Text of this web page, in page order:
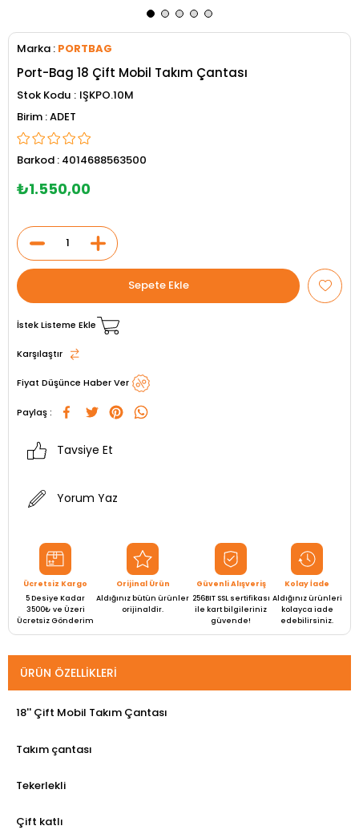
Marka : PORTBAG
Port-Bag 18 Çift Mobil Takım Çantası
Stok Kodu
IŞKPO.10M
ADET
Barkod : 4014688563500
₺1.550,00
İstek Listeme Ekle
Karşılaştır
Fiyat Düşünce Haber Ver
Paylaş :
Tavsiye Et
Yorum Yaz
Ücretsiz Kargo
5 Desiye Kadar
3500₺ ve Üzeri
Ücretsiz Gönderim
Orijinal Ürün
Aldığınız bütün ürünler
orijinaldir.
Güvenli Alışveriş
256BIT SSL sertifikası
ile kart bilgileriniz
güvende!
Kolay İade
Aldığınız ürünleri
kolayca iade
edebilirsiniz.
ÜRÜN ÖZELLIKLERI
18'' Çift Mobil Takım Çantası
Takım çantası
Tekerlekli
Çift katlı